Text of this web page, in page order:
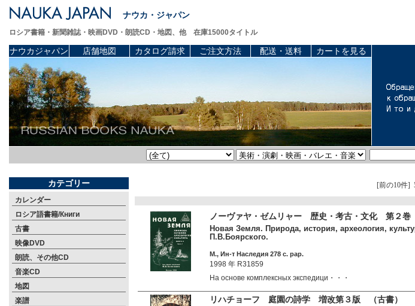
ナウカ・ジャパン
ロシア書籍・新聞雑誌・映画DVD・朗読CD・地図、他 在庫15000タイトル
ナウカジャパン 店舗地図 カタログ請求 ご注文方法 配送・送料 カートを見る
カテゴリー
カレンダー
ロシア語書籍/Книги
古書
映像DVD
朗読、その他CD
音楽CD
地図
楽譜
[前の10件]
ノーヴァヤ・ゼムリャー 歴史・考古・文化 第２
Новая Земля. Природа, история, археология,
П.В.Боярского.
М., Ин-т Наследия 278 c. pap.
1998 年 R31859
На основе комплексных экспедици・・・
リハチョーフ 庭園の詩学 増改第３版 （古書）